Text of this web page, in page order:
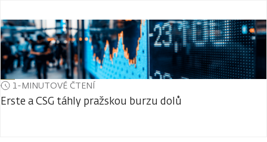
1-MINUTOVÉ ČTENÍ
Erste a CSG táhly pražskou burzu dolů